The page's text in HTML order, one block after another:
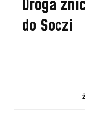
Droga
do Soczi